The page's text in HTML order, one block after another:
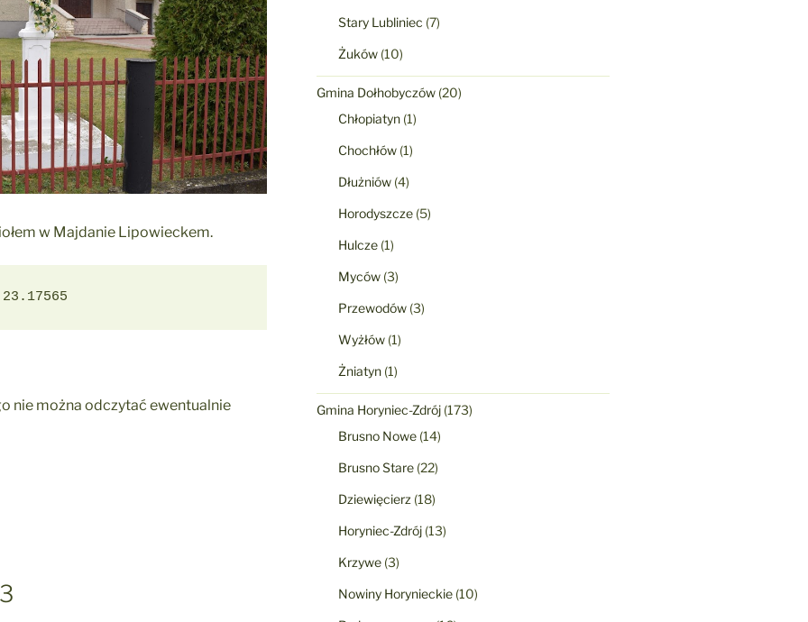
w Majdanie Lipowieckem.
nie można odczytać ewentualnie
Stary Lubliniec (7)
Żuków(10)
Gmina Dołhobyczów(20)
Chłopiatyn(1)
Chochłów(1)
Dłużniów(4)
Horodyszcze(5)
Hulcze(1)
Myców(3)
Przewodów(3)
Wyżłów(1)
Żniatyn(1)
Gmina Horyniec-Zdrój(173)
Brusno Nowe(14)
Brusno Stare(22)
Dziewięcierz (18)
Horyniec-Zdrój(13)
Krzywe(3)
Nowiny Horynieckie(10)